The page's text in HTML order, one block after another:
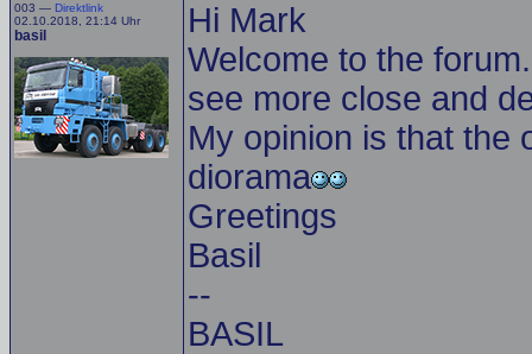
003 — Direktlink
02.10.2018, 21:14 Uhr
basil
Hi Mark
Welcome to the
see more close and
My opinion is that the
diorama
Greetings
Basil
--
BASIL